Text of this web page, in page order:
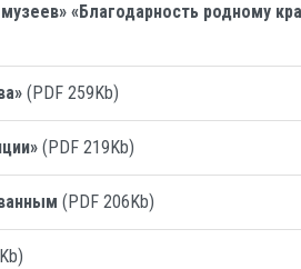
«Благодарность родному
(PDF 259Kb)
(PDF 219Kb)
(PDF 206Kb)